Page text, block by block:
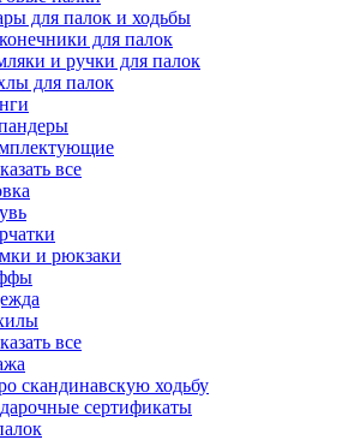
для палок и ходьбы
для палок
и ручки для палок
для палок
все
и рюкзаки
все
скандинавскую ходьбу
сертификаты